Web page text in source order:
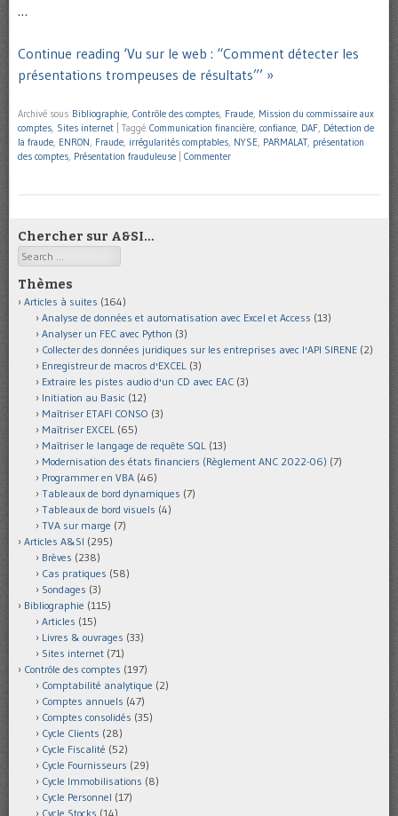
…
Continue reading ‘Vu sur le web : “Comment détecter les
présentations trompeuses de résultats”’ »
Archivé sous Bibliographie, Contrôle des comptes, Fraude, Mission du commissaire aux
comptes, Sites internet Taggé Communication financière, confiance, DAF, Détection de
la fraude, ENRON, Fraude, irrégularités comptables, NYSE, PARMALAT, présentation
des comptes, Présentation frauduleuse Commenter
Chercher sur A&SI…
Search
Thèmes
Articles à suites (164)
Analyse de données et automatisation avec Excel et Access (13)
Analyser un FEC avec Python (3)
Collecter des données juridiques sur les entreprises avec l'API SIRENE (2)
Enregistreur de macros d'EXCEL (3)
Extraire les pistes audio d'un CD avec EAC (3)
Initiation au Basic (12)
Maîtriser ETAFI CONSO (3)
Maîtriser EXCEL (65)
Maîtriser le langage de requête SQL (13)
Modernisation des états financiers (Règlement ANC 2022-06) (7)
Programmer en VBA (46)
Tableaux de bord dynamiques (7)
Tableaux de bord visuels (4)
TVA sur marge (7)
Articles A&SI (295)
Brèves (238)
Cas pratiques (58)
Sondages (3)
Bibliographie (115)
Articles (15)
Livres & ouvrages (33)
Sites internet (71)
Contrôle des comptes (197)
Comptabilité analytique (2)
Comptes annuels (47)
Comptes consolidés (35)
Cycle Clients (28)
Cycle Fiscalité (52)
Cycle Fournisseurs (29)
Cycle Immobilisations (8)
Cycle Personnel (17)
Cycle Stocks (14)